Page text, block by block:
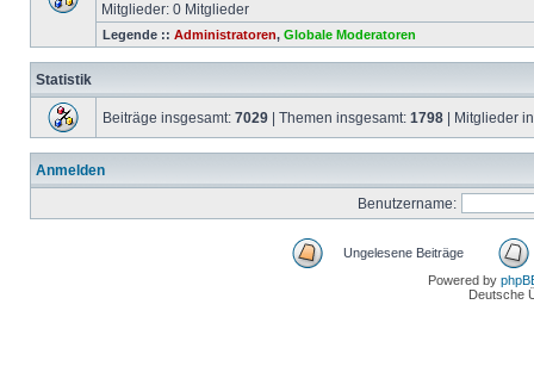
Mitglieder: 0 Mitglieder
Legende :: Administratoren, Globale Moderatoren
Statistik
Beiträge insgesamt: 7029 | Themen insgesamt: 1798 | Mitglieder
Anmelden
Benutzername:
Ungelesene Beiträge
Powered by
Deutsche